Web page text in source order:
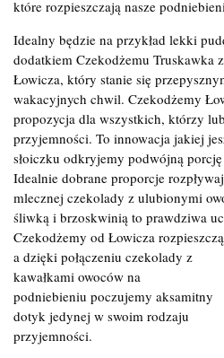
które rozpieszczają nasze
Idealny będzie na przykład lekki
dodatkiem Czekodżemu Truskawka
Łowicza, który stanie się
wakacyjnych chwil. Czekodżemy
propozycja dla wszystkich, którzy
przyjemności. To innowacja jakiej
słoiczku odkryjemy podwójną
Idealnie dobrane proporcje
mlecznej czekolady z ulubionymi
śliwką i brzoskwinią to prawdziwa
Czekodżemy od Łowicza
a dzięki połączeniu czekolady z
kawałkami owoców na
podniebieniu poczujemy aksamitny
dotyk jedynej w swoim rodzaju
przyjemności.